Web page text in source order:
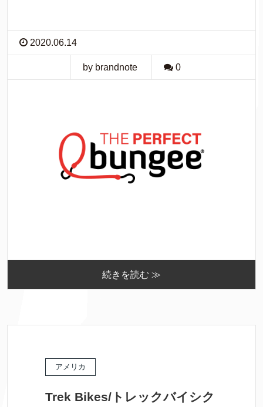
2020.06.14
by brandnote 0
続きを読む ≫
アメリカ
Trek Bikes/トレックバイシク